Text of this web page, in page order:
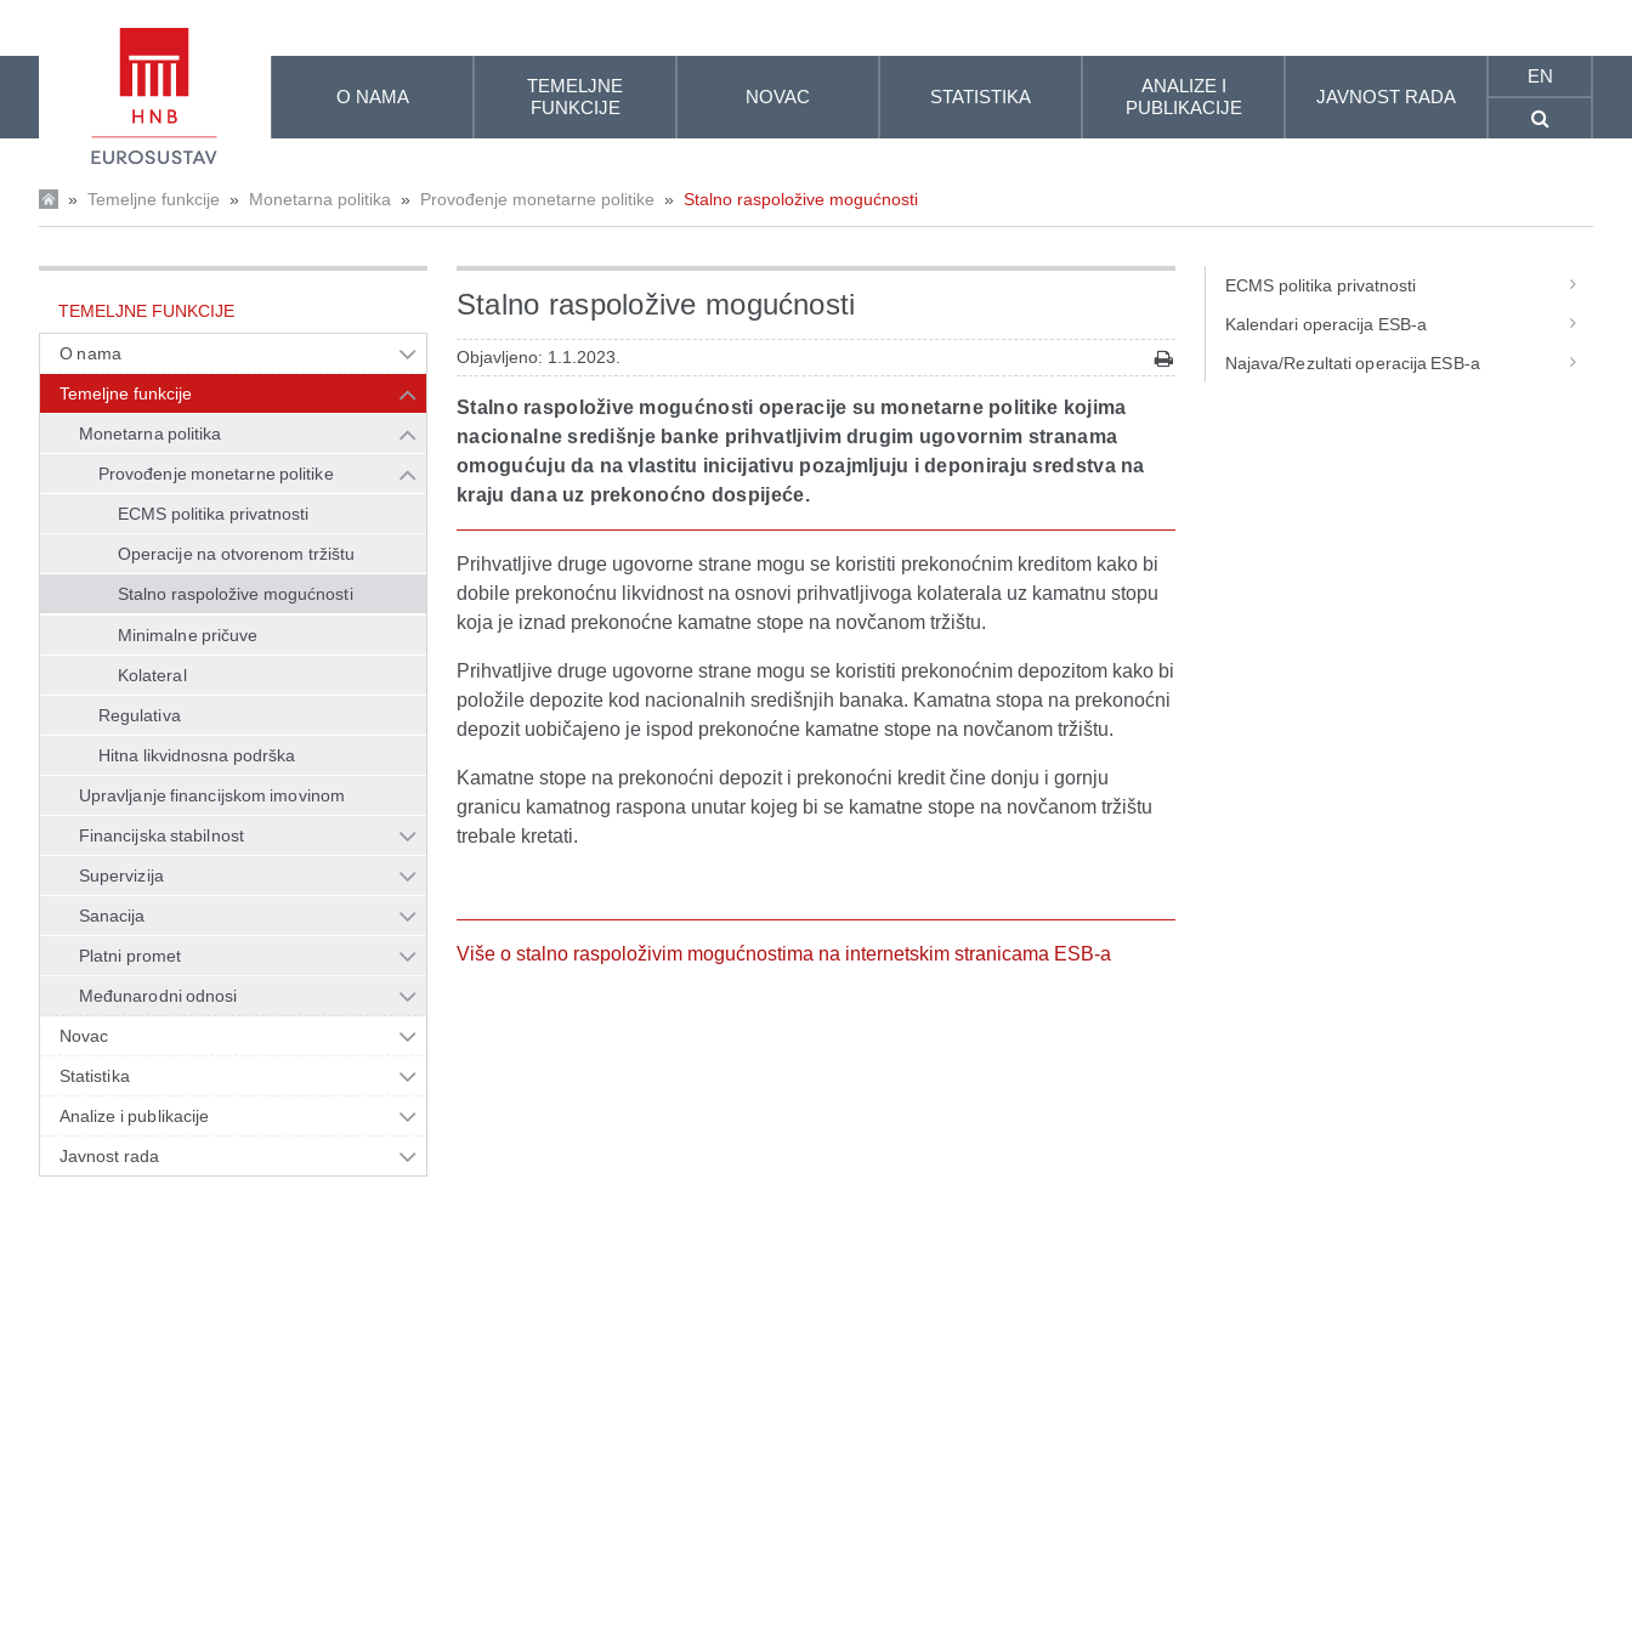
O NAMA
TEMELJNE
FUNKCIJE
NOVAC STATISTIKA
ANALIZE I
PUBLIKACIJE
JAVNOST RADA
EN
» Temeljne funkcije » Monetarna politika » Provođenje monetarne politike » Stalno raspoložive mogućnosti
TEMELJNE FUNKCIJE
O nama
Temeljne funkcije
Monetarna politika
Provođenje monetarne politike
ECMS politika privatnosti
Operacije na otvorenom tržištu
Stalno raspoložive mogućnosti
Minimalne pričuve
Kolateral
Regulativa
Hitna likvidnosna podrška
Upravljanje financijskom imovinom
Financijska stabilnost
Supervizija
Sanacija
Platni promet
Međunarodni odnosi
Novac
Statistika
Analize i publikacije
Javnost rada
Stalno raspoložive mogućnosti
Objavljeno: 1.1.2023.
Stalno raspoložive mogućnosti operacije su monetarne politike kojima
nacionalne središnje banke prihvatljivim drugim ugovornim stranama
omogućuju da na vlastitu inicijativu pozajmljuju i deponiraju sredstva na
kraju dana uz prekonoćno dospijeće.
Prihvatljive druge ugovorne strane mogu se koristiti prekonoćnim kreditom kako bi
dobile prekonoćnu likvidnost na osnovi prihvatljivoga kolaterala uz kamatnu stopu
koja je iznad prekonoćne kamatne stope na novčanom tržištu.
Prihvatljive druge ugovorne strane mogu se koristiti prekonoćnim depozitom kako bi
položile depozite kod nacionalnih središnjih banaka. Kamatna stopa na prekonoćni
depozit uobičajeno je ispod prekonoćne kamatne stope na novčanom tržištu.
Kamatne stope na prekonoćni depozit i prekonoćni kredit čine donju i gornju
granicu kamatnog raspona unutar kojeg bi se kamatne stope na novčanom tržištu
trebale kretati.
Više o stalno raspoloživim mogućnostima na internetskim stranicama ESB-a
ECMS politika privatnosti
Kalendari operacija ESB-a
Najava/Rezultati operacija ESB-a